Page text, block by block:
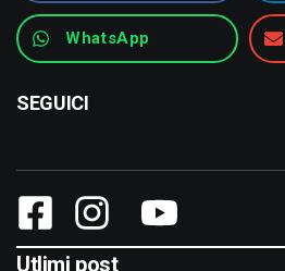
WhatsApp
SEGUICI
Utlimi post